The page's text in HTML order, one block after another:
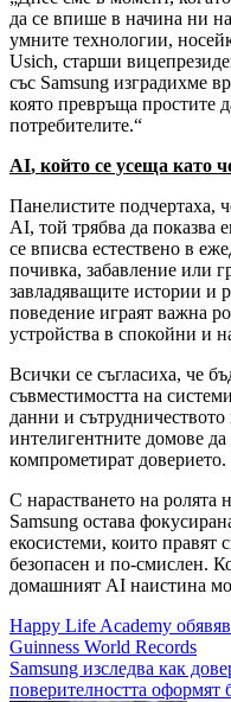
да се впише в начина ни
умните технологии,
Usich, старши
със Samsung изградихме
която превръща простите
потребителите.“
AI, който се усеща като
Панелистите подчертаха,
AI, той трябва да показва
се вписва естествено в
почивка, забавление или
завладяващите истории и
поведение играят важна
устройства в спокойни и
Всички се съгласиха, че
съвместимостта на
данни и
интелигентните домове да
компрометират доверието.
С нарастването на ролята
Samsung остава
екосистеми, които правят
безопасен и по-смислен.
домашният AI наистина
Навигация
Happy Life Academy
Guinness World Records
Samsung изследва как
поверителността